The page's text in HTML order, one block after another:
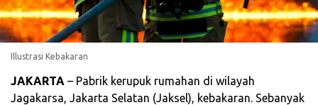
Illustrasi Kebakaran
JAKARTA – Pabrik kerupuk rumahan di wilayah
Jagakarsa, Jakarta Selatan (Jaksel), kebakaran. Sebanyak